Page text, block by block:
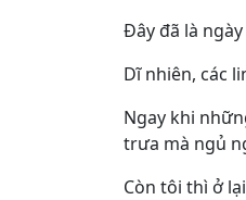
Đây đã là
Dĩ nhiên, các
Ngay khi
trưa mà ngủ
Còn tôi thì ở